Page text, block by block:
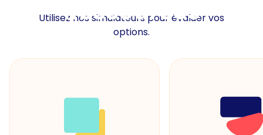
Ressources
Utilisez nos simulateurs pour évaluer vos
options.